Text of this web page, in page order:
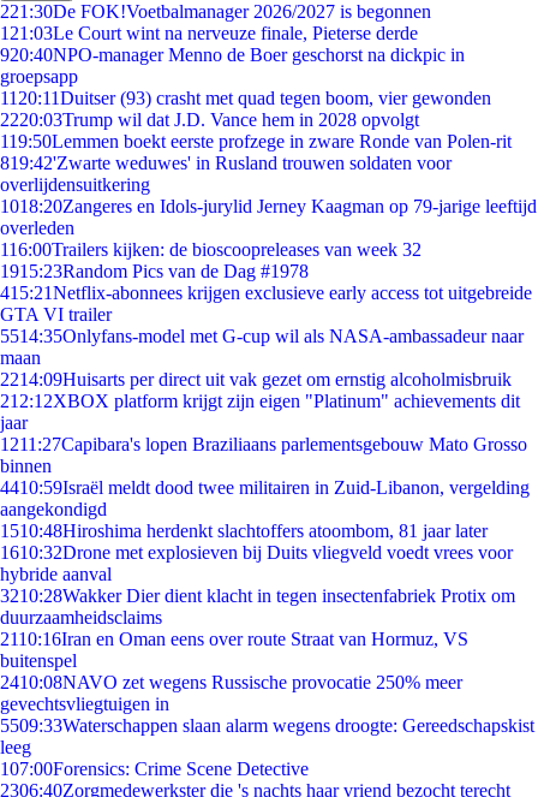
221:30De FOK!Voetbalmanager 2026/2027 is begonnen
1 21:03Le Court wint na nerveuze finale, Pieterse derde
920:40NPO-manager Menno de Boer geschorst na dickpic in
groepsapp
11 20:11Duitser (93) crasht met quad tegen boom, vier gewonden
2220:03Trump wil dat J.D. Vance hem in 2028 opvolgt
119:50Lemmen boekt eerste profzege in zware Ronde van Polen-rit
819:42'Zwarte weduwes' in Rusland trouwen soldaten voor
overlijdensuitkering
1018:20Zangeres en Idols-jurylid Jerney Kaagman op 79-jarige leeftijd
overleden
116:00Trailers kijken: de bioscoopreleases van week 32
1915:23Random Pics van de Dag #1978
415:21Netflix-abonnees krijgen exclusieve early access tot uitgebreide
GTA VI trailer
5514:35Onlyfans-model met G-cup wil als NASA-ambassadeur naar
maan
2214:09Huisarts per direct uit vak gezet om ernstig alcoholmisbruik
212:12XBOX platform krijgt zijn eigen "Platinum" achievements dit
jaar
1211:27Capibara's lopen Braziliaans parlementsgebouw Mato Grosso
binnen
4410:59Israël meldt dood twee militairen in Zuid-Libanon, vergelding
aangekondigd
1510:48Hiroshima herdenkt slachtoffers atoombom, 81 jaar later
1610:32Drone met explosieven bij Duits vliegveld voedt vrees voor
hybride aanval
3210:28Wakker Dier dient klacht in tegen insectenfabriek Protix om
duurzaamheidsclaims
2110:16Iran en Oman eens over route Straat van Hormuz, VS
buitenspel
2410:08NAVO zet wegens Russische provocatie 250% meer
gevechtsvliegtuigen in
5509:33Waterschappen slaan alarm wegens droogte: Gereedschapskist
leeg
107:00Forensics: Crime Scene Detective
2306:40Zorgmedewerkster die 's nachts haar vriend bezocht terecht